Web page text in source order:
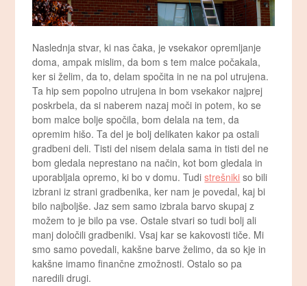
Naslednja stvar, ki nas čaka, je vsekakor opremljanje
doma, ampak mislim, da bom s tem malce počakala,
ker si želim, da to, delam spočita in ne na pol utrujena.
Ta hip sem popolno utrujena in bom vsekakor najprej
poskrbela, da si naberem nazaj moči in potem, ko se
bom malce bolje spočila, bom delala na tem, da
opremim hišo. Ta del je bolj delikaten kakor pa ostali
gradbeni deli. Tisti del nisem delala sama in tisti del ne
bom gledala neprestano na način, kot bom gledala in
uporabljala opremo, ki bo v domu. Tudistrešniki so bili
izbrani iz strani gradbenika, ker nam je povedal, kaj bi
bilo najboljše. Jaz sem samo izbrala barvo skupaj z
možem to je bilo pa vse. Ostale stvari so tudi bolj ali
manj določili gradbeniki. Vsaj kar se kakovosti tiče. Mi
smo samo povedali, kakšne barve želimo, da so kje in
kakšne imamo finančne zmožnosti. Ostalo so pa
naredili drugi.